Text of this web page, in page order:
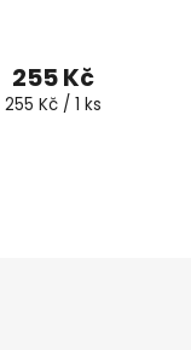
255 Kč
Měrná
255 Kč / 1 ks